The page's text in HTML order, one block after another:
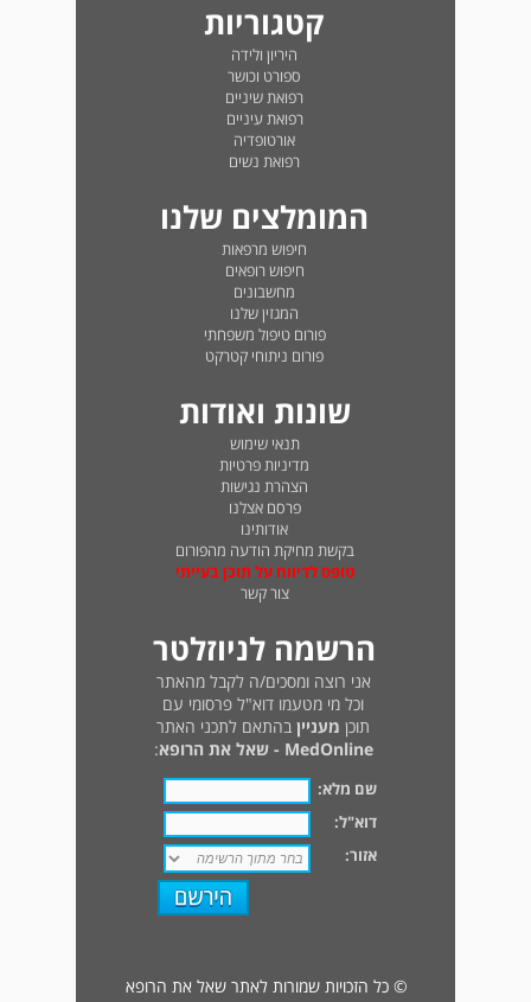
קטגוריות
היריון ולידה
ספורט וכושר
רפואת שיניים
רפואת עיניים
אורטופדיה
רפואת נשים
המומלצים שלנו
חיפוש מרפאות
חיפוש רופאים
מחשבונים
המגזין שלנו
פורום טיפול משפחתי
פורום ניתוחי קטרקט
שונות ואודות
תנאי שימוש
מדיניות פרטיות
הצהרת נגישות
פרסם אצלנו
אודותינו
בקשת מחיקת הודעה מהפורום
טופס לדיווח על תוכן בעייתי
צור קשר
הרשמה לניוזלטר
אני רוצה ומסכים/ה לקבל מהאתר
וכל מי מטעמו דוא"ל פרסומי עם
תוכן מעניין בהתאם לתכני האתר
MedOnline - שאל את הרופא
:
שם מלא:
דוא"ל:
אזור:
© כל הזכויות שמורות לאתר שאל את הרופא